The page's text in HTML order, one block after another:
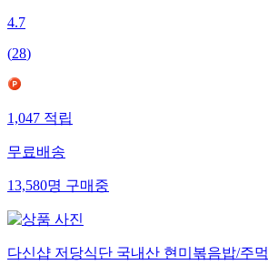
4.7
(28)
1,047적립
무료배송
13,580명구매중
다신샵 저당식단 국내산 현미볶음밥/주